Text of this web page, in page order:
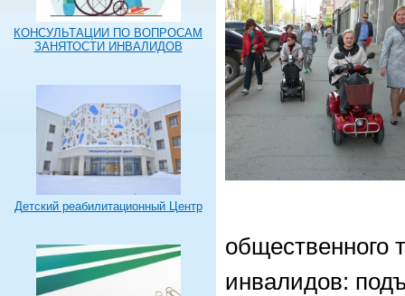
КОНСУЛЬТАЦИИ ПО ВОПРОСАМ
ЗАНЯТОСТИ ИНВАЛИДОВ
Детский реабилитационный Центр
общественного
инвалидов: